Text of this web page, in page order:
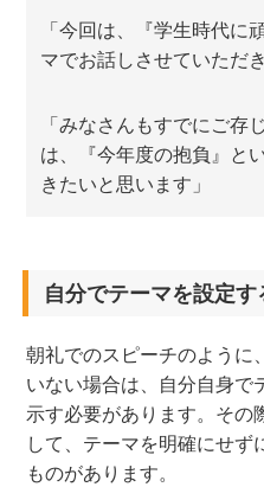
「今回は、『学生時代に
マでお話しさせていただ
「みなさんもすでにご存
は、『今年度の抱負』と
きたいと思います」
自分でテーマを設定
朝礼でのスピーチのように
いない場合は 、自分自身で
示す必要があります。 その
して、 テーマを明確にせず
ものがあります。